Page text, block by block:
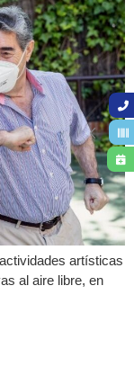
artísticas
al aire libre, en